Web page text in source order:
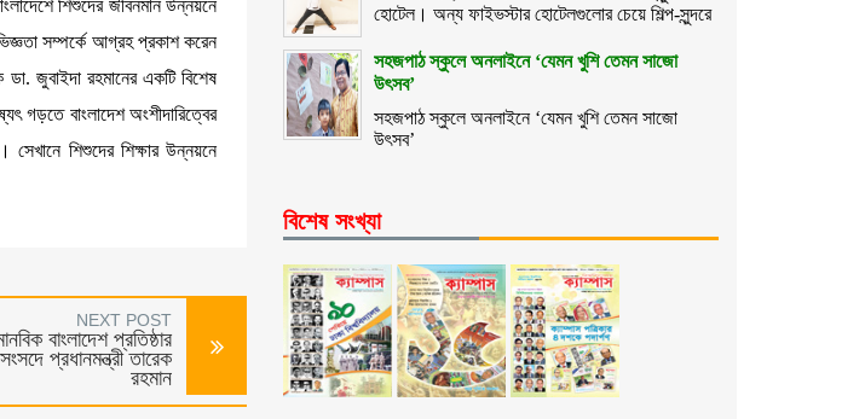
শিশুদের জীবনমান উন্নয়নে
সম্পর্কে আগ্রহ প্রকাশ করেন
জুবাইদা রহমানের একটি বিশেষ
গড়তে বাংলাদেশ অংশীদারিত্বের
শিশুদের শিক্ষার উন্নয়নে
NEXT POST
বাংলাদেশ প্রতিষ্ঠার
প্রধানমন্ত্রী তারেক
রহমান
হোটেল। অন্য ফাইভস্টার হোটেলগুলোর চেয়ে শিল্প-সুন্দরে
সহজপাঠ স্কুলে অনলাইনে ‘যেমন খুশি তেমন সাজো
উৎসব’
সহজপাঠ স্কুলে অনলাইনে ‘যেমন খুশি তেমন সাজো
উৎসব’
বিশেষ সংখ্যা